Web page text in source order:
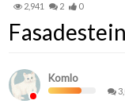
Papirer som
Skaff
Kundeservice
Få svar på det du
2,941 2 0
Komlo